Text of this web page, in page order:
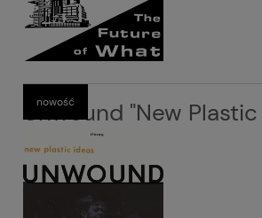
Unwound "New Plastic
nowość